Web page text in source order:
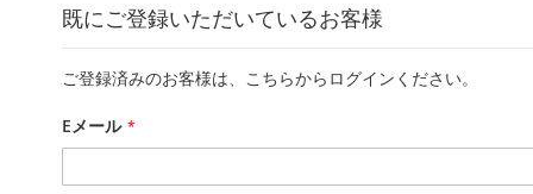
既にご登録いただいているお客様
ご登録済みのお客様は、こちらからログインください。
Eメール